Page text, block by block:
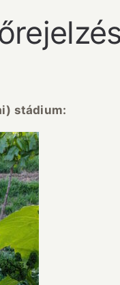
stádium: